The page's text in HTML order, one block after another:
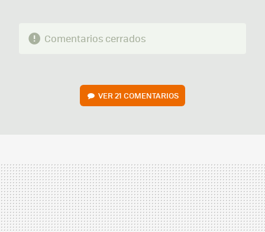
Comentarios cerrados
VER 21 COMENTARIOS